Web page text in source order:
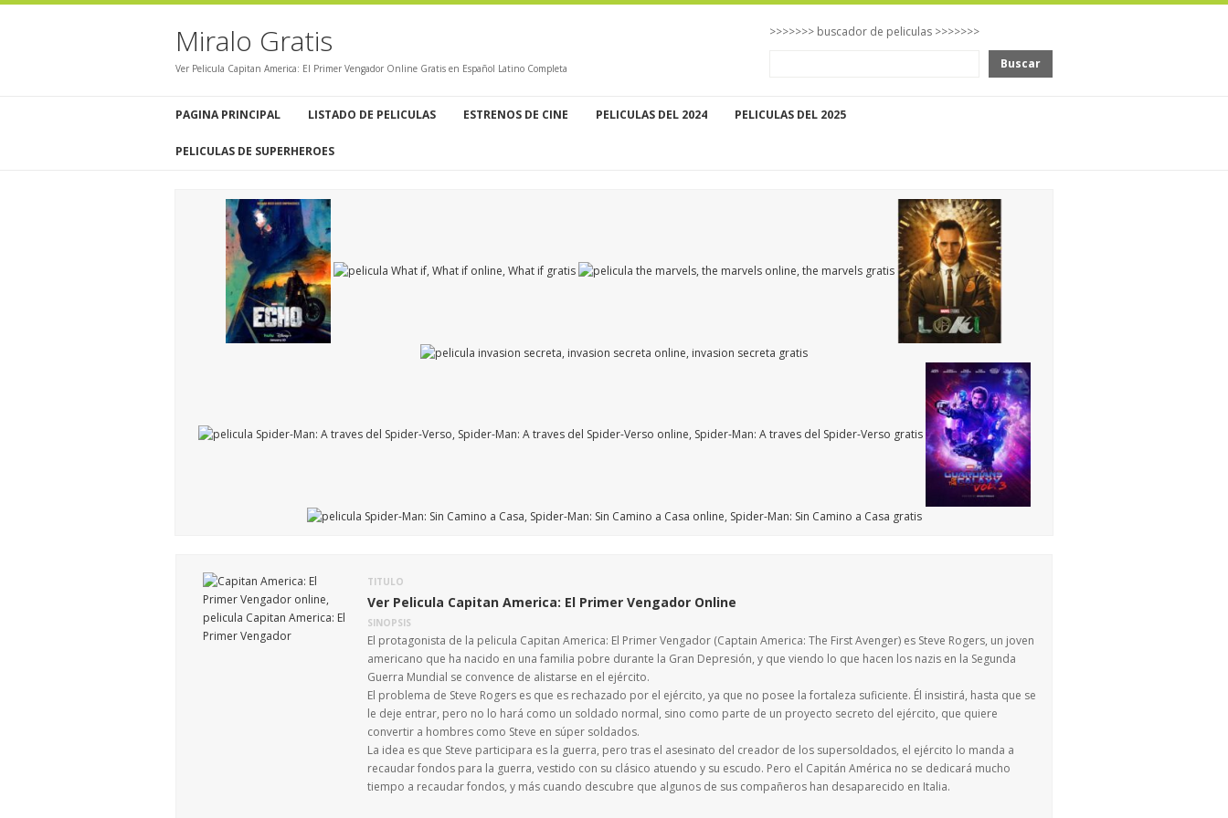
Miralo Gratis
Ver Pelicula Capitan America: El Primer Vengador Online Gratis en Español Latino Completa
>>>>>>> buscador de peliculas >>>>>>>
Buscar
PAGINA PRINCIPAL LISTADO DE PELICULAS ESTRENOS DE CINE PELICULAS DEL 2024 PELICULAS DEL 2025
PELICULAS DE SUPERHEROES
TITULO
Ver Pelicula Capitan America: El Primer Vengador Online
SINOPSIS
El protagonista de la pelicula Capitan America: El Primer Vengador (Captain America: The First Avenger) es Steve Rogers, un joven
americano que ha nacido en una familia pobre durante la Gran Depresión, y que viendo lo que hacen los nazis en la Segunda
Guerra Mundial se convence de alistarse en el ejército.
El problema de Steve Rogers es que es rechazado por el ejército, ya que no posee la fortaleza suficiente. Él insistirá, hasta que se
le deje entrar, pero no lo hará como un soldado normal, sino como parte de un proyecto secreto del ejército, que quiere
convertir a hombres como Steve en súper soldados.
La idea es que Steve participara es la guerra, pero tras el asesinato del creador de los supersoldados, el ejército lo manda a
recaudar fondos para la guerra, vestido con su clásico atuendo y su escudo. Pero el Capitán América no se dedicará mucho
tiempo a recaudar fondos, y más cuando descubre que algunos de sus compañeros han desaparecido en Italia.